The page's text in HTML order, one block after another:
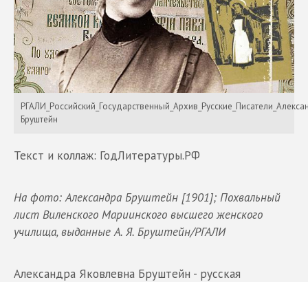
Бруштейн
Текст и коллаж: ГодЛитературы.РФ
На фото: Александра Бруштейн [1901]; Похвальный
лист Виленского Мариинского высшего женского
училища, выданные А. Я. Бруштейн/РГАЛИ
Александра Яковлевна Бруштейн - русская